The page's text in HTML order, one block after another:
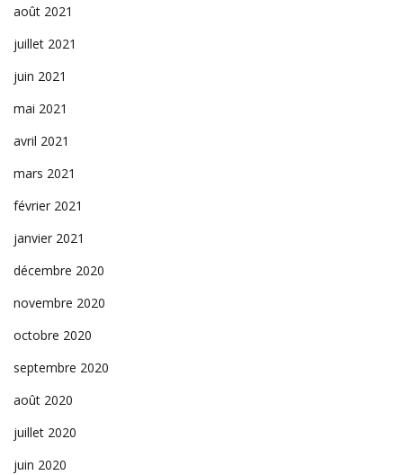
août 2021
juillet 2021
juin 2021
mai 2021
avril 2021
mars 2021
février 2021
janvier 2021
décembre 2020
novembre 2020
octobre 2020
septembre 2020
août 2020
juillet 2020
juin 2020